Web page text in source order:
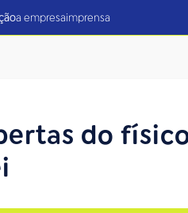
a empresaimprensa
do